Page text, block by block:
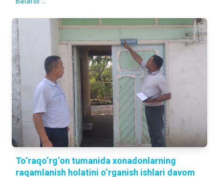
To‘raqo‘rg‘on tumanida хonadonlarning
raqamlanish holatini o‘rganish ishlari davom